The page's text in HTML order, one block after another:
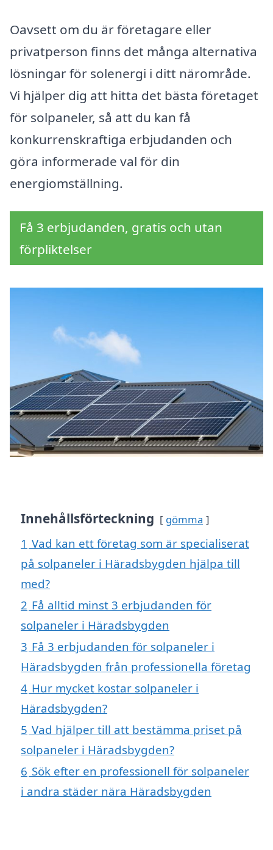
Oavsett om du är företagare eller
privatperson finns det många alternativa
lösningar för solenergi i ditt närområde.
Vi hjälper dig att hitta det bästa företaget
för solpaneler, så att du kan få
konkurrenskraftiga erbjudanden och
göra informerade val för din
energiomställning.
Få 3 erbjudanden, gratis och utan
förpliktelser
Innehållsförteckning gömma
1 Vad kan ett företag som är specialiserat
på solpaneler i Häradsbygden hjälpa till
med?
2 Få alltid minst 3 erbjudanden för
solpaneler i Häradsbygden
3 Få 3 erbjudanden för solpaneler i
Häradsbygden från professionella företag
4 Hur mycket kostar solpaneler i
Häradsbygden?
5 Vad hjälper till att bestämma priset på
solpaneler i Häradsbygden?
6 Sök efter en professionell för solpaneler
i andra städer nära Häradsbygden